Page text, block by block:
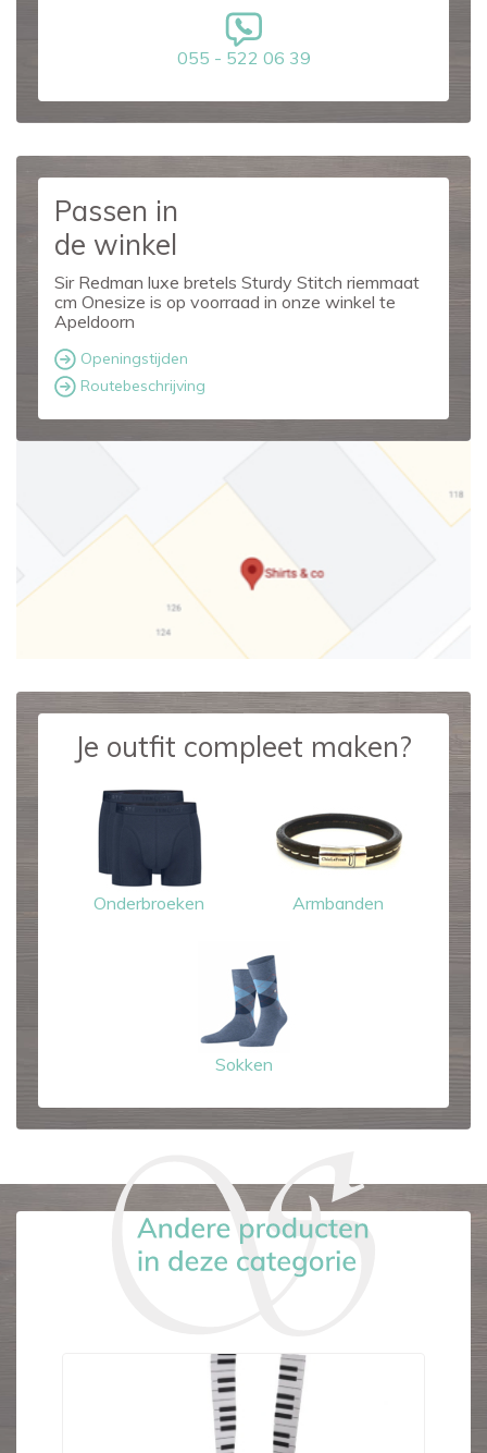
055 - 522 06 39
Passen in
de winkel
Sir Redman luxe bretels Sturdy Stitch riemmaat
cm Onesize is op voorraad in onze winkel te
Apeldoorn
Openingstijden
Routebeschrijving
Je outfit compleet maken?
Onderbroeken Armbanden
Sokken